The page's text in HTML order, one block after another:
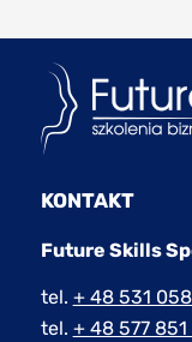
KONTAKT
Future Skills
tel. + 48 531
tel. + 48 577